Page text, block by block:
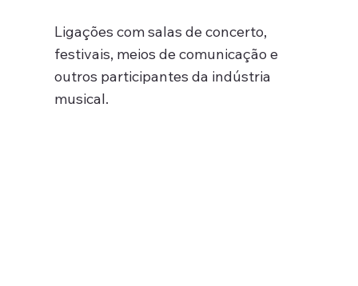
Ligações com salas de concerto,
festivais, meios de comunicação e
outros participantes da indústria
musical.